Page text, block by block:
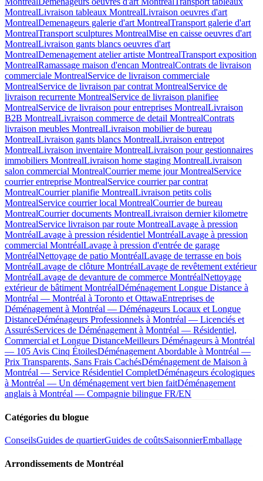
MontrealLivraison tableaux MontrealLivraison oeuvres d'art
MontrealDemenageurs galerie d'art MontrealTransport galerie d'art
MontrealTransport sculptures MontrealMise en caisse oeuvres d'art
MontrealLivraison gants blancs oeuvres d'art
MontrealDemenagement atelier artiste MontrealTransport exposition
MontrealRamassage maison d'encan MontrealContrats de livraison
commerciale MontrealService de livraison commerciale
MontrealService de livraison par contrat MontrealService de
livraison recurrente MontrealService de livraison planifiee
MontrealService de livraison pour entreprises MontrealLivraison
B2B MontrealLivraison commerce de detail MontrealContrats
livraison meubles MontrealLivraison mobilier de bureau
MontrealLivraison gants blancs MontrealLivraison entrepot
MontrealLivraison inventaire MontrealLivraison pour gestionnaires
immobiliers MontrealLivraison home staging MontrealLivraison
salon commercial MontrealCourrier meme jour MontrealService
courrier entreprise MontrealService courrier par contrat
MontrealCourrier planifie MontrealLivraison petits colis
MontrealService courrier local MontrealCourrier de bureau
MontrealCourrier documents MontrealLivraison dernier kilometre
MontrealService livraison par route MontrealLavage à pression
MontréalLavage à pression résidentiel MontréalLavage à pression
commercial MontréalLavage à pression d'entrée de garage
MontréalNettoyage de patio MontréalLavage de terrasse en bois
MontréalLavage de clôture MontréalLavage de revêtement extérieur
MontréalLavage de devanture de commerce MontréalNettoyage
extérieur de bâtiment MontréalDéménagement Longue Distance à
Montréal — Montréal à Toronto et OttawaEntreprises de
Déménagement à Montréal — Déménageurs Locaux et Longue
DistanceDéménageurs Professionnels à Montréal — Licenciés et
AssurésServices de Déménagement à Montréal — Résidentiel,
Commercial et Longue DistanceMeilleurs Déménageurs à Montréal
— 105 Avis Cinq ÉtoilesDéménagement Abordable à Montréal —
Prix Transparents, Sans Frais CachésDéménagement de Maison à
Montréal — Service Résidentiel CompletDéménageurs écologiques
à Montréal — Un déménagement vert bien faitDéménagement
anglais à Montréal — Compagnie bilingue FR/EN
Catégories du blogue
ConseilsGuides de quartierGuides de coûtsSaisonnierEmballage
Arrondissements de Montréal